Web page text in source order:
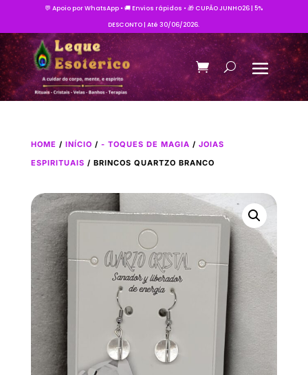
💬 Apoio por WhatsApp • 🚚 Envios rápidos • 🎁 CUPÃO JUNHO26 | 5%
DESCONTO | Até 30/06/2026.
HOME / INÍCIO / - TOQUES DE MAGIA / JOIAS
ESPIRITUAIS / BRINCOS QUARTZO BRANCO